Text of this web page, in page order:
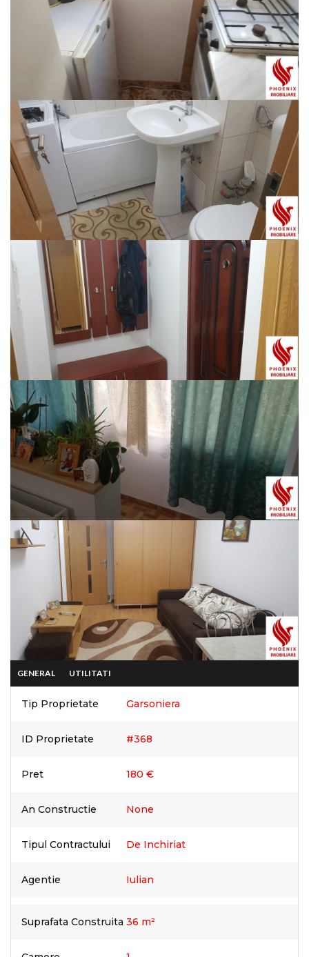
GENERAL UTILITATI
Tip Proprietate Garsoniera
ID Proprietate #368
Pret 180 €
An Constructie None
Tipul Contractului De Inchiriat
Agentie Iulian
Suprafata Construita 36 m²